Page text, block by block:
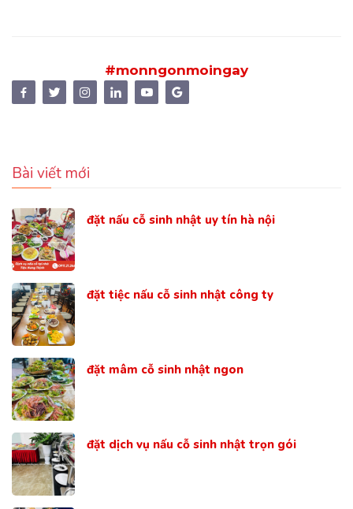
#monngonmoingay
Bài viết mới
đặt nấu cỗ sinh nhật uy tín hà nội
đặt tiệc nấu cỗ sinh nhật công ty
đặt mâm cỗ sinh nhật ngon
đặt dịch vụ nấu cỗ sinh nhật trọn gói